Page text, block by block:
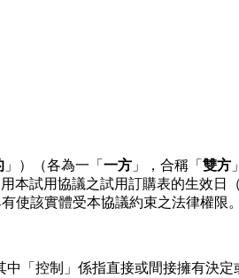
」）（各為一「 一方 」，合稱「 雙方
本試用協議之試用訂購表的生效日（
使該實體受本協議約束之法律權限。
「控制」係指直接或間接擁有決